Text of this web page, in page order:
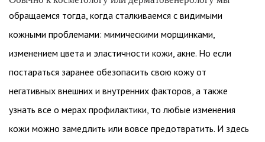
обращаемся тогда, когда сталкиваемся с видимыми
кожными проблемами: мимическими морщинками,
изменением цвета и эластичности кожи, акне. Но если
постараться заранее обезопасить свою кожу от
негативных внешних и внутренних факторов, а также
узнать все о мерах профилактики, то любые изменения
кожи можно замедлить или вовсе предотвратить. И здесь